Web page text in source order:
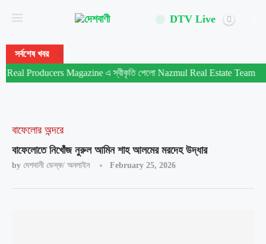
DTV Live
সর্বশেষ খবর
Producers Magazine এ স্বীকৃতি পেলো Nazmul Real Estate Team
বাফেলোর অন্দরে
বাফেলোতে নিখোঁজ নুরুল আমিন শাহ আলমের মরদেহ উদ্ধার
by দেশবানী ডেস্ক/ অনলাইন February 25, 2026